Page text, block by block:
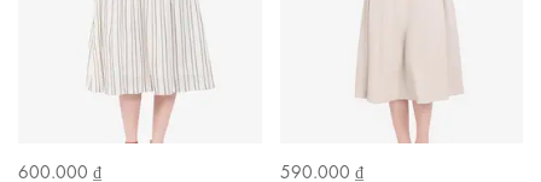
600.000 ₫
590.000 ₫